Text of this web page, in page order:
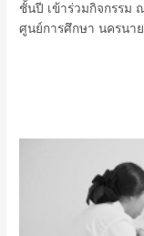
ชั้นปี เข้าร่วมกิจกรรม
ศูนย์การศึกษา นครนา